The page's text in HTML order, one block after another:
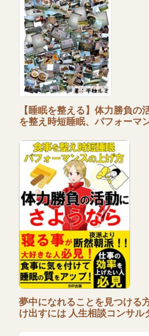
【睡眠を整える】体力勝負の
を整え時短睡眠、パフォーマ
夢中になれることを見つける
け出すには 人生相談コンサル